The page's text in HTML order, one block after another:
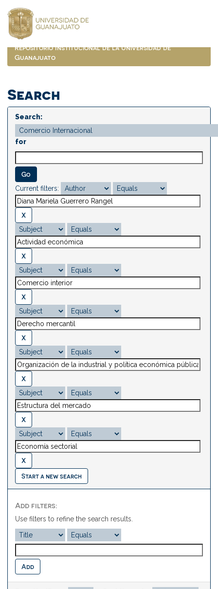
navigation
Repositorio Institucional de la Universidad de
Guanajuato
Search
Search:
for
Current filters:
Start a new search
Add filters:
Use filters to refine the search results.